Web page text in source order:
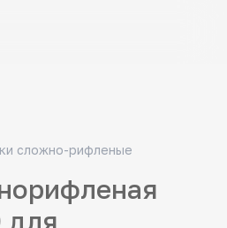
сложно-рифленые
для